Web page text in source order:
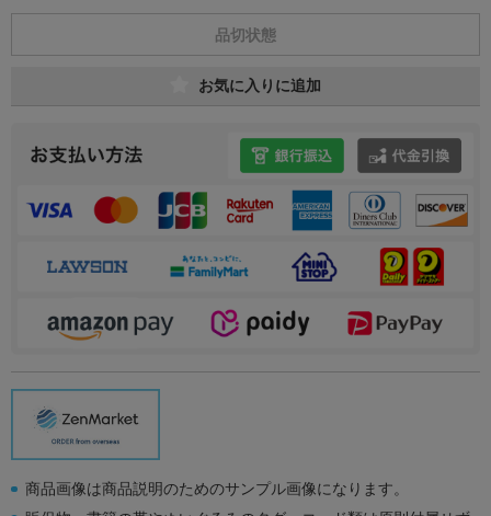
品切状態
お気に入りに追加
商品画像は商品説明のためのサンプル画像になります。